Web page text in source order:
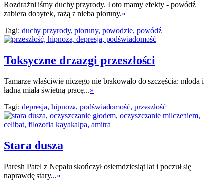
Rozdrażniliśmy duchy przyrody. I oto mamy efekty - powódź
zabiera dobytek, rażą z nieba pioruny.»
Tagi: duchy przyrody, pioruny, powodzie, powódź
Toksyczne drzazgi przeszłości
Tamarze właściwie niczego nie brakowało do szczęścia: młoda i
ładna miała świetną pracę...»
Tagi: depresja, hipnoza, podświadomość, przeszłość
Stara dusza
Paresh Patel z Nepalu skończył osiemdziesiąt lat i poczuł się
naprawdę stary...»